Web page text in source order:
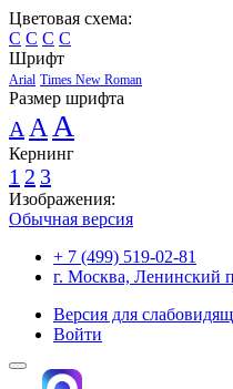
Цветовая схема:
C C C C
Шрифт
Arial Times New Roman
Размер шрифта
A A A
Кернинг
1 2 3
Изображения:
Обычная версия
+ 7 (499) 519-02-81
г. Москва, Ленинский
Версия для
Войти